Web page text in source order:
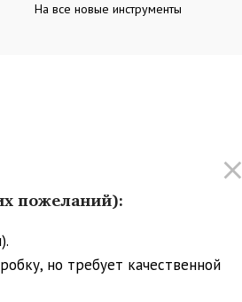
На все новые инструменты
пожеланий):
но требует качественной